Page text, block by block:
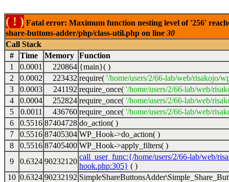
( ! ) Fatal error: Maximum function nesting level of '256'
share-buttons-adder/php/class-util.php on line 30
Call Stack
#
Time Memory Function
1
0.0001 220864 {main}( )
2
0.0002 223432 require( '/home/users/2/66-lab/web/risakojo/
3
0.0003 241192 require_once( '/home/users/2/66-lab/web/
4
0.0004 252824 require_once( '/home/users/2/66-lab/web/
5
0.0011 436760 require_once( '/home/users/2/66-lab/web/
6
0.5516 87404728 do_action( )
7
0.5516 87405304 WP_Hook->do_action( )
8
0.5516 87405400 WP_Hook->apply_filters( )
9
0.6324 90232120
call_user_func:{/home/users/2/66-lab/web/
hook.php:305} ( )
10 0.6324 90232192